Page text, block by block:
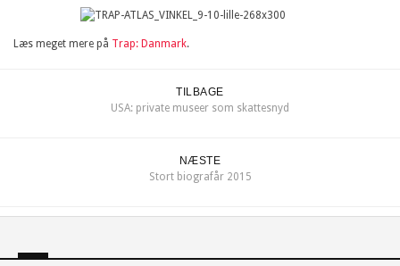
Læs meget mere på Trap: Danmark.
TILBAGE
USA: private museer som skattesnyd
NÆSTE
Stort biografår 2015